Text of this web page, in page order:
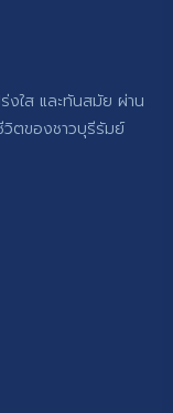
งใส และทันสมัย ผ่าน
ตของชาวบุรีรัมย์